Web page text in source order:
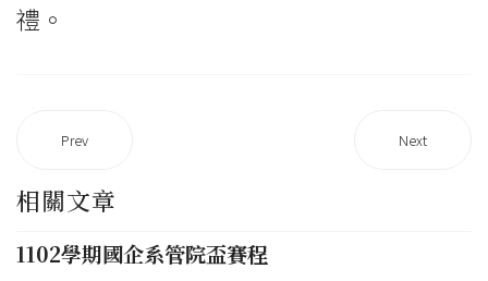
禮。
Prev Next
相關文章
1102學期國企系管院盃賽程